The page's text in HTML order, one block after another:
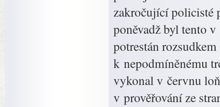
zakročující policisté
poněvadž byl tento
potrestán
k nepodmíněnému
vykonal v červnu
v prověřování ze